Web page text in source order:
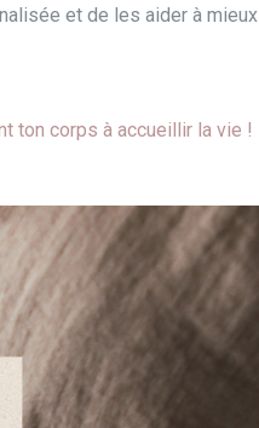
et de les aider à mieux
ton corps à accueillir la vie !